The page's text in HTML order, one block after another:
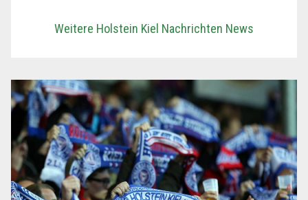
Weitere Holstein Kiel Nachrichten News